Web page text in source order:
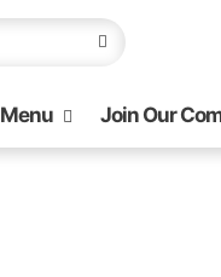
Menu Join Our